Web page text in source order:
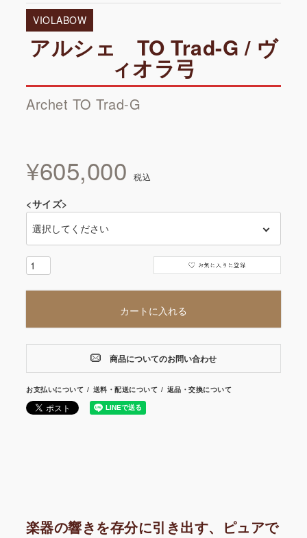
VIOLABOW
アルシェ TO Trad-G / ヴ
ィオラ弓
Archet TO Trad-G
¥605,000 税込
<サイズ>
カートに入れる
商品についてのお問い合わせ
お支払いについて 送料・配送について 返品・交換について
楽器の響きを存分に引き出す、ピュアで